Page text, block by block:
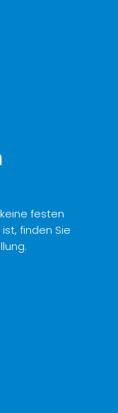
festen
finden Sie